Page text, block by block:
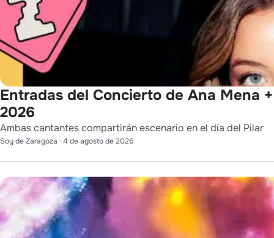
Entradas del Concierto de Ana Mena
2026
Ambas cantantes compartirán escenario en el día del Pilar
Soy de Zaragoza · 4 de agosto de 2026